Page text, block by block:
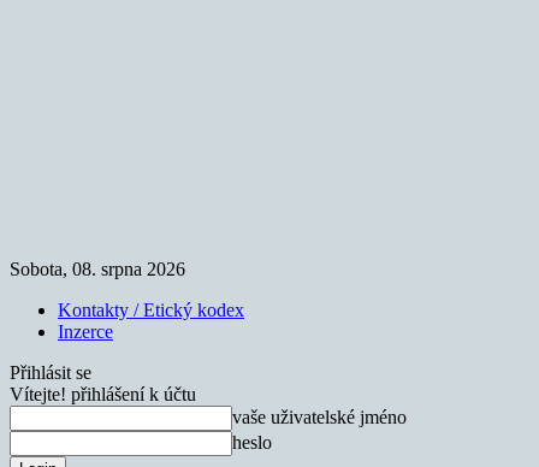
Sobota, 08. srpna 2026
Kontakty / Etický kodex
Inzerce
Přihlásit se
Vítejte! přihlášení k účtu
vaše uživatelské jméno
heslo